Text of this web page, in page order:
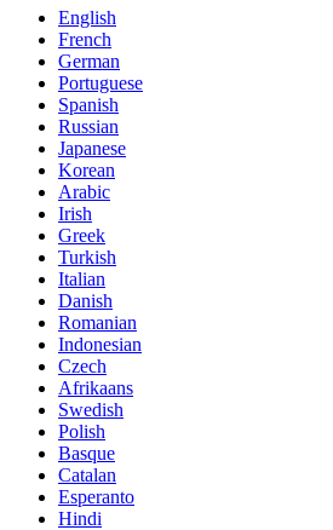
English
French
German
Portuguese
Spanish
Russian
Japanese
Korean
Arabic
Irish
Greek
Turkish
Italian
Danish
Romanian
Indonesian
Czech
Afrikaans
Swedish
Polish
Basque
Catalan
Esperanto
Hindi